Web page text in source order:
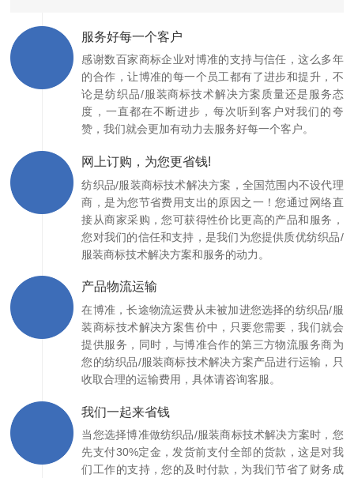
服务好每一个客户
感谢数百家商标企业对博准的支持与信任，这么多年
的合作，让博准的每一个员工都有了进步和提升，不
论是纺织品/服装商标技术解决方案质量还是服务态
度，一直都在不断进步，每次听到客户对我们的夸
赞，我们就会更加有动力去服务好每一个客户。
网上订购，为您更省钱!
纺织品/服装商标技术解决方案，全国范围内不设代理
商，是为您节省费用支出的原因之一！您通过网络直
接从商家采购，您可获得性价比更高的产品和服务，
您对我们的信任和支持，是我们为您提供质优纺织品/
服装商标技术解决方案和服务的动力。
产品物流运输
在博准，长途物流运费从未被加进您选择的纺织品/服
装商标技术解决方案售价中，只要您需要，我们就会
提供服务，同时，与博准合作的第三方物流服务商为
您的纺织品/服装商标技术解决方案产品进行运输，只
收取合理的运输费用，具体请咨询客服。
我们一起来省钱
当您选择博准做纺织品/服装商标技术解决方案时，您
先支付30%定金，发货前支付全部的货款，这是对我
们工作的支持，您的及时付款，为我们节省了财务成